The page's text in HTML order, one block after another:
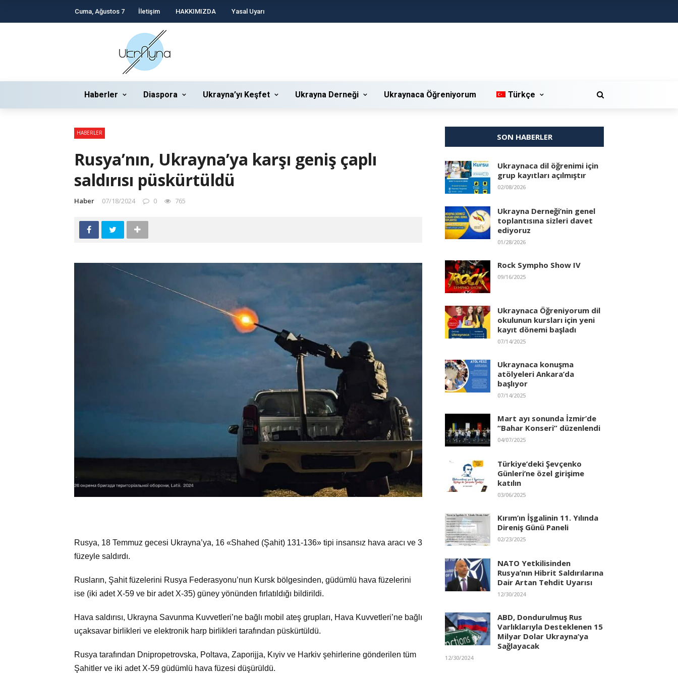
Cuma, Ağustos 7 İletişim HAKKIMIZDA Yasal Uyarı
Haberler Diaspora Ukrayna’yı Keşfet Ukrayna Derneği Ukraynaca Öğreniyorum Türkçe
HABERLER
Rusya’nın, Ukrayna’ya karşı geniş çaplı
saldırısı püskürtüldü
Haber 07/18/2024 0 765
Rusya, 18 Temmuz gecesi Ukrayna’ya, 16 «Shahed (Şahit) 131-136» tipi insansız hava aracı ve 3
füzeyle saldırdı.
Rusların, Şahit füzelerini Rusya Federasyonu’nun Kursk bölgesinden, güdümlü hava füzelerini
ise (iki adet X-59 ve bir adet X-35) güney yönünden fırlatıldığı bildirildi.
Hava saldırısı, Ukrayna Savunma Kuvvetleri’ne bağlı mobil ateş grupları, Hava Kuvvetleri’ne bağlı
uçaksavar birlikleri ve elektronik harp birlikleri tarafından püskürtüldü.
Rusya tarafından Dnipropetrovska, Poltava, Zaporijja, Kıyiv ve Harkiv şehirlerine gönderilen tüm
Şahitler ve iki adet X-59 güdümlü hava füzesi düşürüldü.
SON HABERLER
Ukraynaca dil öğrenimi için
grup kayıtları açılmıştır
02/08/2026
Ukrayna Derneği’nin genel
toplantısına sizleri davet
ediyoruz
01/28/2026
Rock Sympho Show IV
09/16/2025
Ukraynaca Öğreniyorum dil
okulunun kursları için yeni
kayıt dönemi başladı
07/14/2025
Ukraynaca konuşma
atölyeleri Ankara’da
başlıyor
07/14/2025
Mart ayı sonunda İzmir’de
“Bahar Konseri” düzenlendi
04/07/2025
Türkiye’deki Şevçenko
Günleri’ne özel girişime
katılın
03/06/2025
Kırım’ın İşgalinin 11. Yılında
Direniş Günü Paneli
02/23/2025
NATO Yetkilisinden
Rusya’nın Hibrit Saldırılarına
Dair Artan Tehdit Uyarısı
12/30/2024
ABD, Dondurulmuş Rus
Varlıklarıyla Desteklenen 15
Milyar Dolar Ukrayna’ya
Sağlayacak
12/30/2024